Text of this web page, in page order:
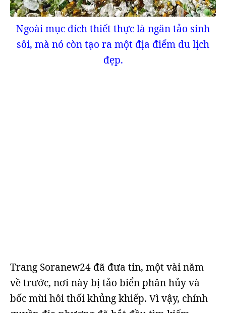
Ngoài mục đích thiết thực là ngăn tảo sinh
sôi, mà nó còn tạo ra một địa điểm du lịch
đẹp.
Trang Soranew24 đã đưa tin, một vài năm
về trước, nơi này bị tảo biển phân hủy và
bốc mùi hôi thối khủng khiếp. Vì vậy, chính